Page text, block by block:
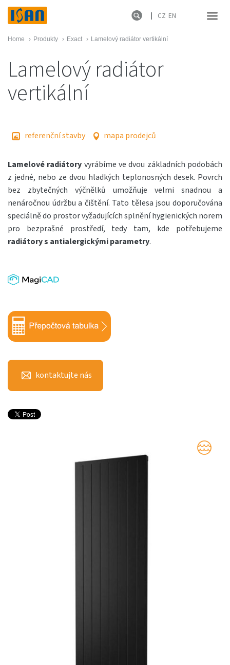
CZ EN
Home › Produkty › Exact › Lamelový radiátor vertikální
Lamelový radiátor
vertikální
referenční stavby mapa prodejců
Lamelové radiátory vyrábíme ve dvou základních podobách
z jedné, nebo ze dvou hladkých teplonosných desek. Povrch
bez zbytečných výčnělků umožňuje velmi snadnou a
nenáročnou údržbu a čištění. Tato tělesa jsou doporučována
speciálně do prostor vyžadujících splnění hygienických norem
pro bezprašné prostředí, tedy tam, kde potřebujeme
radiátory s antialergickými parametry.
kontaktujte nás